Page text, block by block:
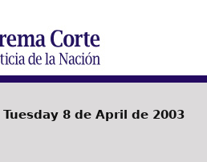
Tuesday 8 de April de 2003